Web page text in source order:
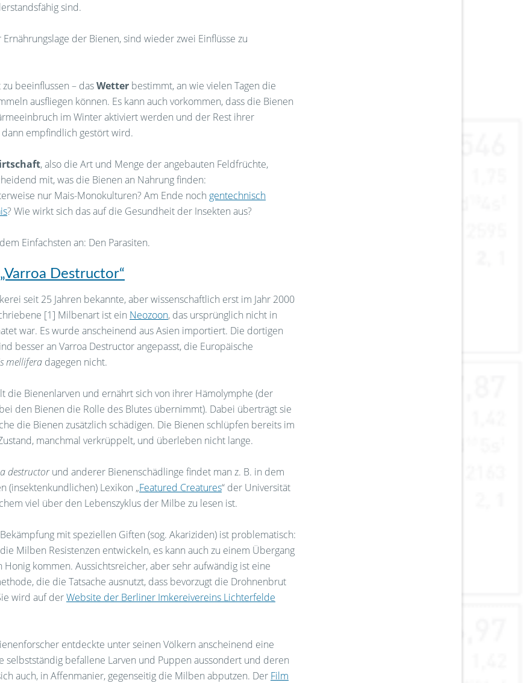
sind.
Ernährungslage der Bienen, sind wieder zwei Einflüsse zu
beeinflussen – dasWetter bestimmt, an wie vielen Tagen die
ausfliegen können. Es kann auch vorkommen, dass die Bienen
im Winter aktiviert werden und der Rest ihrer
empfindlich gestört wird.
, also die Art und Menge der angebauten Feldfrüchte,
mit, was die Bienen an Nahrung finden:
nur Mais-Monokulturen? Am Ende noch gentechnisch
? Wie wirkt sich das auf die Gesundheit der Insekten aus?
Einfachsten an: Den Parasiten.
Destructor“
seit 25 Jahren bekannte, aber wissenschaftlich erst im Jahr 2000
[1] Milbenart ist ein Neozoon, das ursprünglich nicht in
war. Es wurde anscheinend aus Asien importiert. Die dortigen
besser an Varroa Destructor angepasst, die Europäische
mellifera dagegen nicht.
die Bienenlarven und ernährt sich von ihrer Hämolymphe (der
den Bienen die Rolle des Blutes übernimmt). Dabei überträgt sie
die Bienen zusätzlich schädigen. Die Bienen schlüpfen bereits im
manchmal verkrüppelt, und überleben nicht lange.
destructorund anderer Bienenschädlinge findet man z. B. in dem
(insektenkundlichen) Lexikon „Featured Creatures“ der Universität
viel über den Lebenszyklus der Milbe zu lesen ist.
mit speziellen Giften (sog. Akariziden) ist problematisch:
Milben Resistenzen entwickeln, es kann auch zu einem Übergang
kommen. Aussichtsreicher, aber sehr aufwändig ist eine
die die Tatsache ausnutzt, dass bevorzugt die Drohnenbrut
wird auf derWebsite der Berliner Imkereivereins Lichterfelde
entdeckte unter seinen Völkern anscheinend eine
selbstständig befallene Larven und Puppen aussondert und deren
auch, in Affenmanier, gegenseitig die Milben abputzen. Der Film